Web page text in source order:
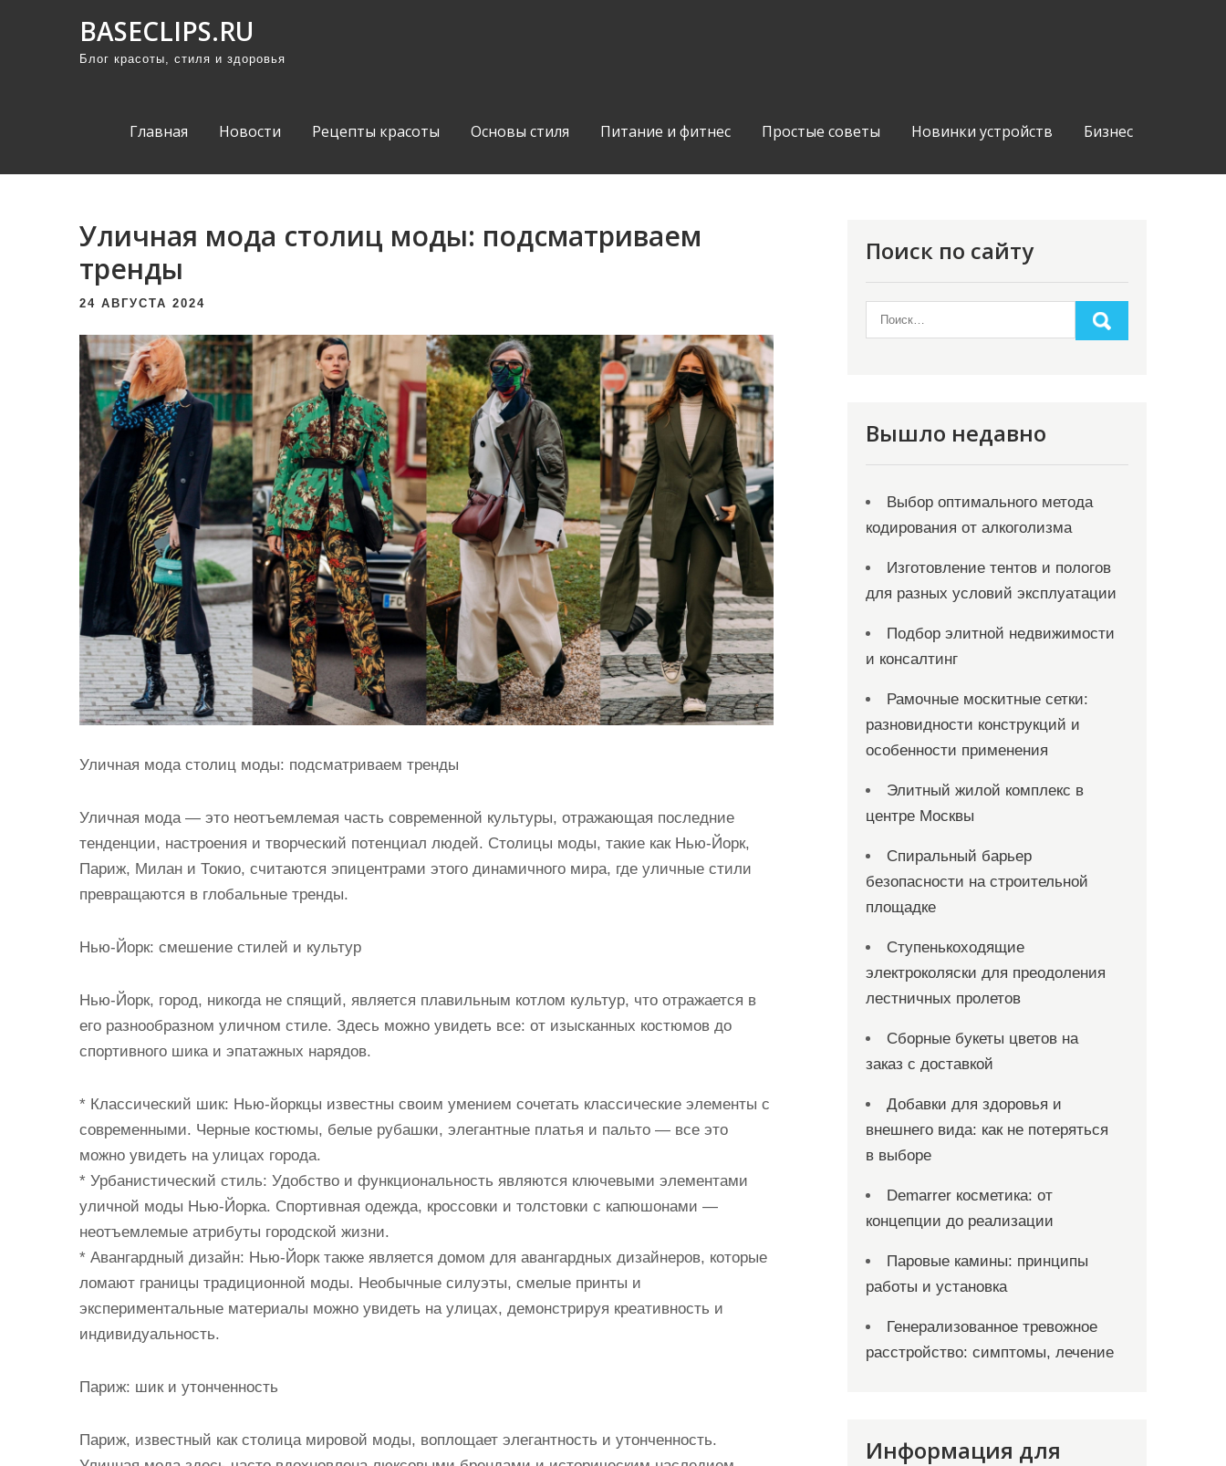
BASECLIPS.RU
Блог красоты, стиля и здоровья
Главная Новости Рецепты красоты Основы стиля Питание и фитнес Простые советы Новинки устройств Бизнес
Уличная мода столиц моды: подсматриваем
тренды
24 АВГУСТА 2024
Уличная мода столиц моды: подсматриваем тренды
Уличная мода — это неотъемлемая часть современной культуры, отражающая последние
тенденции, настроения и творческий потенциал людей. Столицы моды, такие как Нью-Йорк,
Париж, Милан и Токио, считаются эпицентрами этого динамичного мира, где уличные стили
превращаются в глобальные тренды.
Нью-Йорк: смешение стилей и культур
Нью-Йорк, город, никогда не спящий, является плавильным котлом культур, что отражается в
его разнообразном уличном стиле. Здесь можно увидеть все: от изысканных костюмов до
спортивного шика и эпатажных нарядов.
* Классический шик: Нью-йоркцы известны своим умением сочетать классические элементы с
современными. Черные костюмы, белые рубашки, элегантные платья и пальто — все это
можно увидеть на улицах города.
* Урбанистический стиль: Удобство и функциональность являются ключевыми элементами
уличной моды Нью-Йорка. Спортивная одежда, кроссовки и толстовки с капюшонами —
неотъемлемые атрибуты городской жизни.
* Авангардный дизайн: Нью-Йорк также является домом для авангардных дизайнеров, которые
ломают границы традиционной моды. Необычные силуэты, смелые принты и
экспериментальные материалы можно увидеть на улицах, демонстрируя креативность и
индивидуальность.
Париж: шик и утонченность
Париж, известный как столица мировой моды, воплощает элегантность и утонченность.
Поиск по сайту
Вышло недавно
Выбор оптимального метода
кодирования от алкоголизма
Изготовление тентов и пологов
для разных условий эксплуатации
Подбор элитной недвижимости
и консалтинг
Рамочные москитные сетки:
разновидности конструкций и
особенности применения
Элитный жилой комплекс в
центре Москвы
Спиральный барьер
безопасности на строительной
площадке
Ступенькоходящие
электроколяски для преодоления
лестничных пролетов
Сборные букеты цветов на
заказ с доставкой
Добавки для здоровья и
внешнего вида: как не потеряться
в выборе
Demarrer косметика: от
концепции до реализации
Паровые камины: принципы
работы и установка
Генерализованное тревожное
расстройство: симптомы, лечение
Информация для